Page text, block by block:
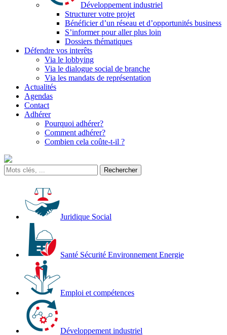
Développement industriel
Structurer votre projet
Bénéficier d’un réseau et d’opportunités business
S’informer pour aller plus loin
Dossiers thématiques
Défendre vos interêts
Via le lobbying
Via le dialogue social de branche
Via les mandats de représentation
Actualités
Agendas
Contact
Adhérer
Pourquoi adhérer?
Comment adhérer?
Combien cela coûte-t-il ?
Juridique Social
Santé Sécurité Environnement Energie
Emploi et compétences
Développement industriel